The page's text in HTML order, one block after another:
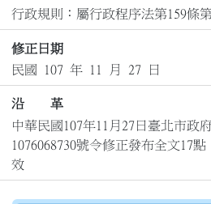
行政規則：屬行政程序法第159條
修正日期
民國 107 年 11 月 27 日
沿 革
中華民國107年11月27日臺北市政
1076068730號令修正發布全文17
效